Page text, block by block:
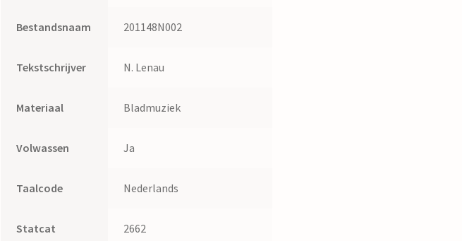
Bestandsnaam 201148N002
Tekstschrijver N. Lenau
Materiaal Bladmuziek
Volwassen Ja
Taalcode Nederlands
Statcat 2662